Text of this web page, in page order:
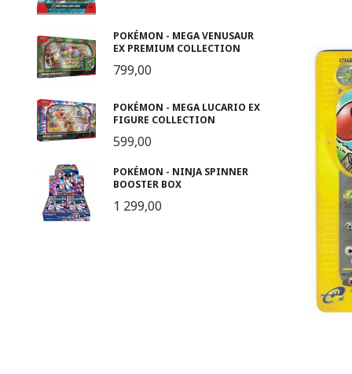
POKÉMON - MEGA VENUSAUR
EX PREMIUM COLLECTION
799,00
POKÉMON - MEGA LUCARIO EX
FIGURE COLLECTION
599,00
POKÉMON - NINJA SPINNER
BOOSTER BOX
1 299,00